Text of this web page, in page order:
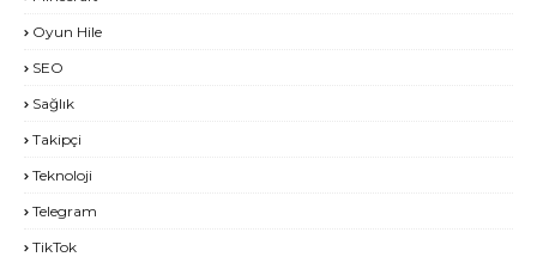
Oyun Hile
SEO
Sağlık
Takipçi
Teknoloji
Telegram
TikTok